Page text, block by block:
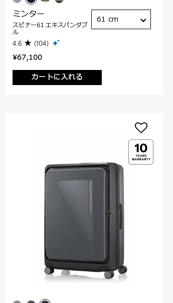
¥67,100
カートに入れる
ミンター
スピナー61 エキスパンダブ
ル
4.6 (104)
61 cm